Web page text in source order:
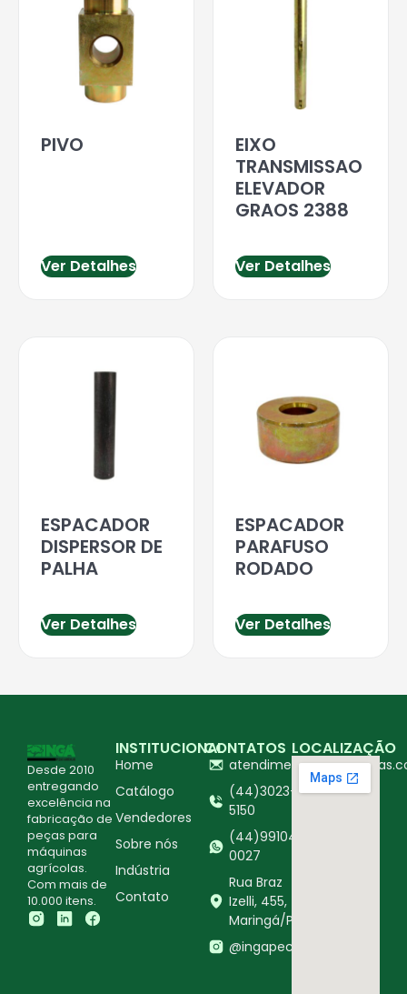
PIVO
Ver Detalhes
EIXO
TRANSMISSAO
ELEVADOR
GRAOS 2388
Ver Detalhes
ESPACADOR
DISPERSOR DE
PALHA
Ver Detalhes
ESPACADOR
PARAFUSO
RODADO
Ver Detalhes
Desde 2010
entregando
excelência na
fabricação de
peças para
máquinas
agrícolas.
Com mais de
10.000 itens.
INSTITUCIONAL
Home
Catálogo
Vendedores
Sobre nós
Indústria
Contato
CONTATOS
(44)3023-
5150
(44)99104-
0027
Rua Braz
Izelli, 455,
Maringá/PR
@ingapecasagricolas
LOCALIZAÇÃO